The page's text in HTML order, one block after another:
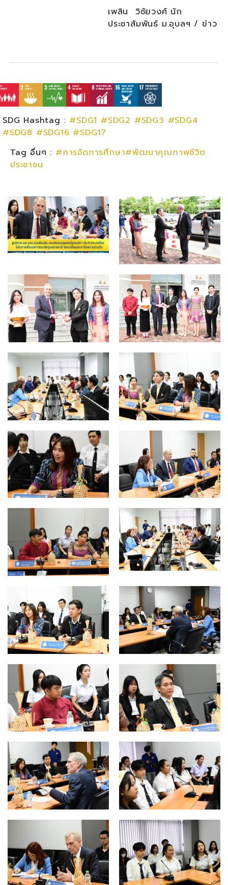
เพลิน วิชัยวงศ์ นัก
ประชาสัมพันธ์ ม.อุบลฯ / ข่าว
SDG Hashtag : #SDG1 #SDG2 #SDG3 #SDG4
#SDG8 #SDG16 #SDG17
Tag อื่นๆ : #การจัดการศึกษา#พัฒนาคุณภาพชีวิต
ประชาชน